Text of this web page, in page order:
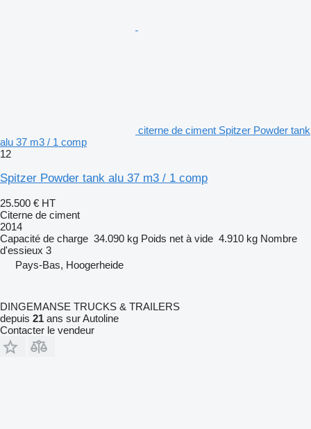
citerne de ciment Spitzer Powder tank
alu 37 m3 / 1 comp
12
Spitzer Powder tank alu 37 m3 / 1 comp
25.500 € HT
Citerne de ciment
2014
Capacité de charge 34.090 kg Poids net à vide 4.910 kg Nombre
d'essieux 3
Pays-Bas, Hoogerheide
DINGEMANSE TRUCKS & TRAILERS
depuis 21 ans sur Autoline
Contacter le vendeur